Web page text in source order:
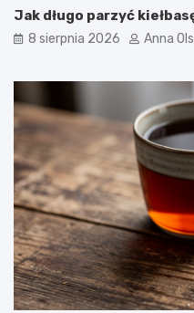
o
y
d
s
e
e
m
?
w
j
k
e
w
b
r
a
ć
d
o
n
o
w
Jak długo parzyć
8 sierpnia 2026 Anna